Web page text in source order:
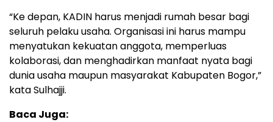
“Ke depan, KADIN harus menjadi rumah besar bagi
seluruh pelaku usaha. Organisasi ini harus mampu
menyatukan kekuatan anggota, memperluas
kolaborasi, dan menghadirkan manfaat nyata bagi
dunia usaha maupun masyarakat Kabupaten Bogor,”
kata Sulhajji.
Baca Juga: